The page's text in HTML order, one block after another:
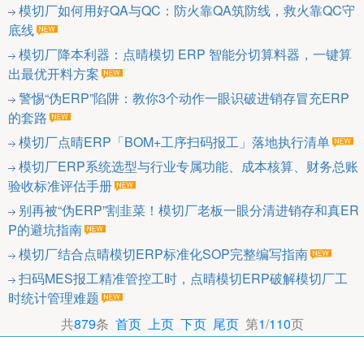
模切厂如何用好QA与QC：防火靠QA筑防线，救火靠QC守
底线
模切厂降本利器：点晴模切 ERP 智能分切算料器，一键算
出最优开料方案
警惕“伪ERP”陷阱：教你3个动作一眼识破进销存冒充ERP
的套路
模切厂点晴ERP「BOM+工序扫码报工」落地执行清单
模切厂ERP系统选型与行业专属功能、成本核算、财务总账
验收标准评估手册
别再被“伪ERP”割韭菜！模切厂老板一眼分清进销存和真ER
P的避坑指南
模切厂结合点晴模切ERP标准化SOP完整编写指南
扫码MES报工精准管控工时，点晴模切ERP破解模切厂工
时统计管理难题
共879条 首页 上页 下页 尾页第1/110页